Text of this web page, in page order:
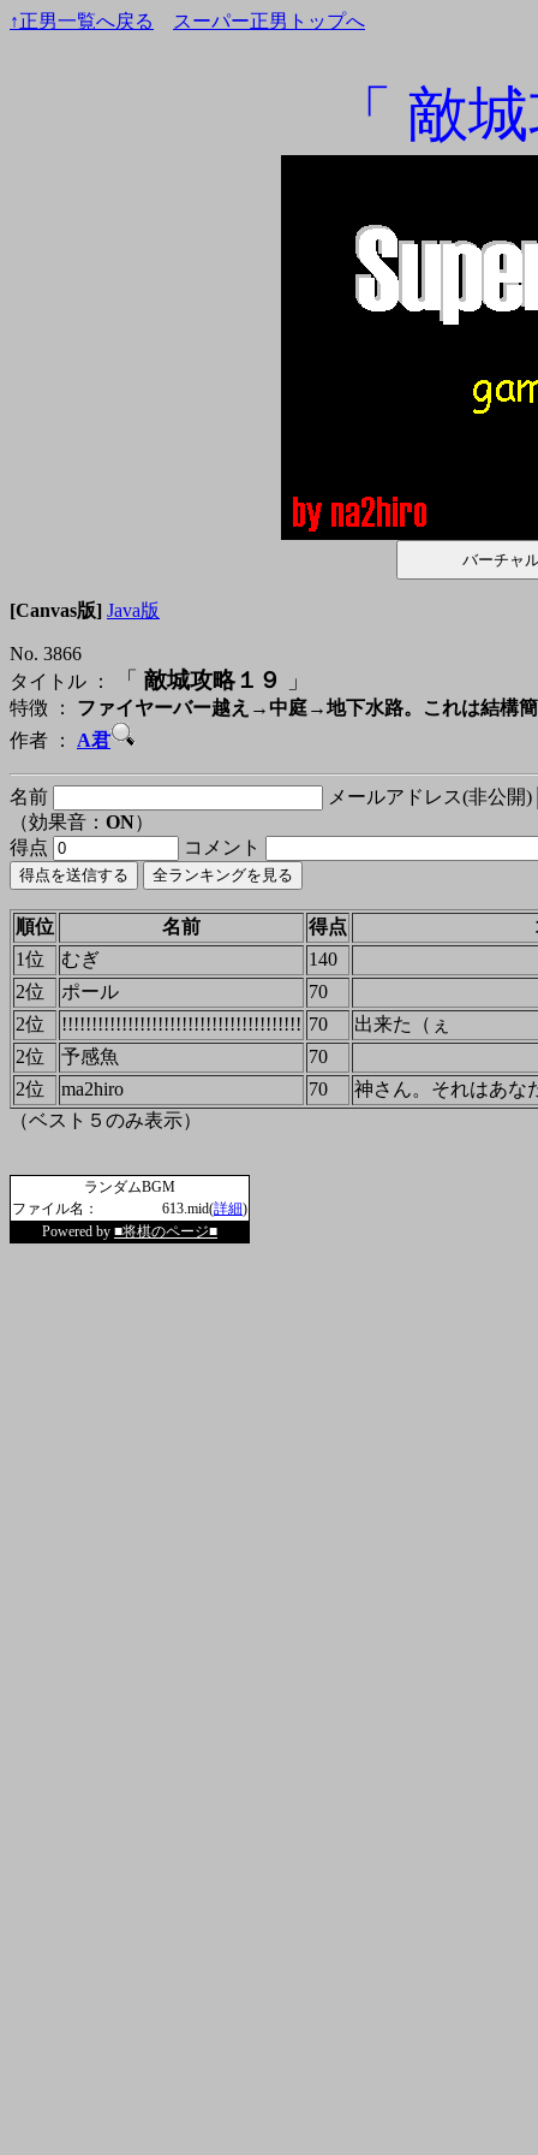
↑正男一覧へ戻る スーパー正男トップへ
「 敵
[Canvas版] Java版
No. 3866
タイトル ：
「 敵城攻略１９ 」
特徴 ： ファイヤーバー越え→中庭→地下水路。これは結構
作者 ： A君
名前
メールアドレス(非公開)
（効果音： ON）
得点
コメント
順位 名前 得点
1位
むぎ
140
2位
ポール
70
2位
!!!!!!!!!!!!!!!!!!!!!!!!!!!!!!!!!!!!!!!! 70
出来た（ぇ
2位
予感魚
70
2位
ma2hiro 70
神さん。それはあな
（ベスト５のみ表示）
ランダムBGM
ファイル名：
613.mid(詳細)
Powered by ■将棋のページ■